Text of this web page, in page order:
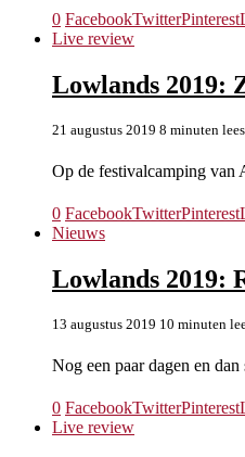
0 FacebookTwitterPinterest
Live review
Lowlands 2019:
21 augustus 2019 8 minuten
Op de festivalcamping van
0 FacebookTwitterPinterest
Nieuws
Lowlands 2019:
13 augustus 2019 10 minuten
Nog een paar dagen en
0 FacebookTwitterPinterest
Live review